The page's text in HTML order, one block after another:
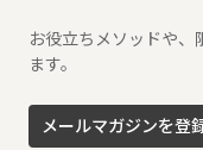
お役立ちメソッドや、
ます。
メールマガジンを登